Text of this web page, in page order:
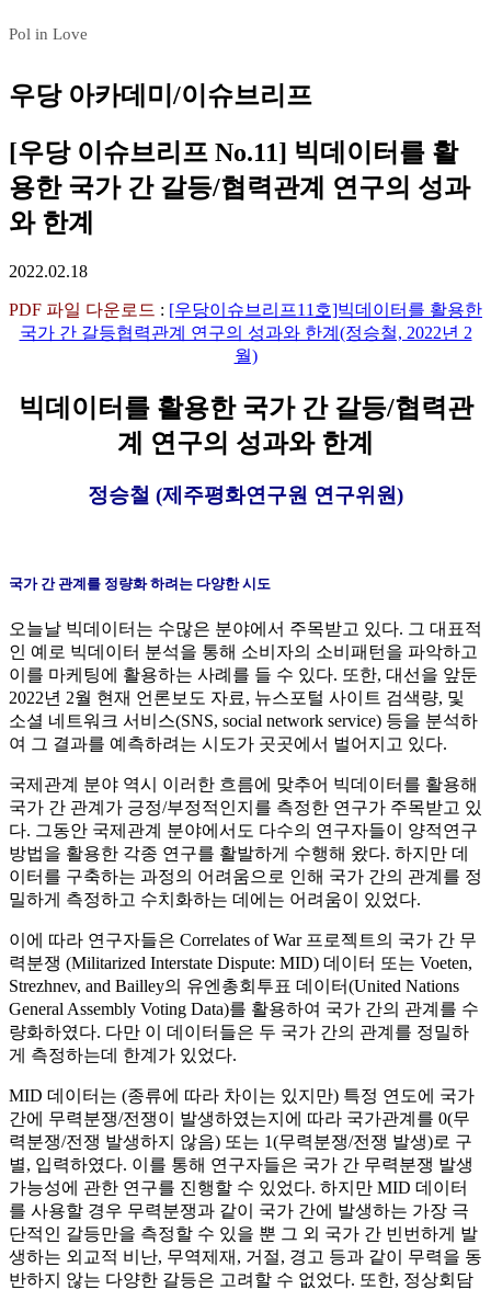
Pol in Love
우당 아카데미/이슈브리프
[우당 이슈브리프 No.11] 빅데이터를 활
용한 국가 간 갈등/협력관계 연구의 성과
와 한계
2022.02.18
PDF 파일 다운로드 : [우당이슈브리프11호]빅데이터를 활용한
국가 간 갈등협력관계 연구의 성과와 한계(정승철, 2022년 2
월)
빅데이터를 활용한 국가 간 갈등/협력관
계 연구의 성과와 한계
정승철 (제주평화연구원 연구위원)
국가 간 관계를 정량화 하려는 다양한 시도
오늘날 빅데이터는 수많은 분야에서 주목받고 있다. 그 대표적
인 예로 빅데이터 분석을 통해 소비자의 소비패턴을 파악하고
이를 마케팅에 활용하는 사례를 들 수 있다. 또한, 대선을 앞둔
2022년 2월 현재 언론보도 자료, 뉴스포털 사이트 검색량, 및
소셜 네트워크 서비스(SNS, social network service) 등을 분석하
여 그 결과를 예측하려는 시도가 곳곳에서 벌어지고 있다.
국제관계 분야 역시 이러한 흐름에 맞추어 빅데이터를 활용해
국가 간 관계가 긍정/부정적인지를 측정한 연구가 주목받고 있
다. 그동안 국제관계 분야에서도 다수의 연구자들이 양적연구
방법을 활용한 각종 연구를 활발하게 수행해 왔다. 하지만 데
이터를 구축하는 과정의 어려움으로 인해 국가 간의 관계를 정
밀하게 측정하고 수치화하는 데에는 어려움이 있었다.
이에 따라 연구자들은 Correlates of War 프로젝트의 국가 간 무
력분쟁 (Militarized Interstate Dispute: MID) 데이터 또는 Voeten,
Strezhnev, and Bailley의 유엔총회투표 데이터(United Nations
General Assembly Voting Data)를 활용하여 국가 간의 관계를 수
량화하였다. 다만 이 데이터들은 두 국가 간의 관계를 정밀하
게 측정하는데 한계가 있었다.
MID 데이터는 (종류에 따라 차이는 있지만) 특정 연도에 국가
간에 무력분쟁/전쟁이 발생하였는지에 따라 국가관계를 0(무
력분쟁/전쟁 발생하지 않음) 또는 1(무력분쟁/전쟁 발생)로 구
별, 입력하였다. 이를 통해 연구자들은 국가 간 무력분쟁 발생
가능성에 관한 연구를 진행할 수 있었다. 하지만 MID 데이터
를 사용할 경우 무력분쟁과 같이 국가 간에 발생하는 가장 극
단적인 갈등만을 측정할 수 있을 뿐 그 외 국가 간 빈번하게 발
생하는 외교적 비난, 무역제재, 거절, 경고 등과 같이 무력을 동
반하지 않는 다양한 갈등은 고려할 수 없었다. 또한, 정상회담